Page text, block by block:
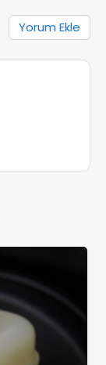
Yorum Ekle